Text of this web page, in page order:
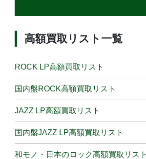
高額買取リスト一覧
ROCK LP高額買取リスト
国内盤ROCK高額買取リスト
JAZZ LP高額買取リスト
国内盤JAZZ LP高額買取リスト
和モノ・日本のロック高額買取リスト